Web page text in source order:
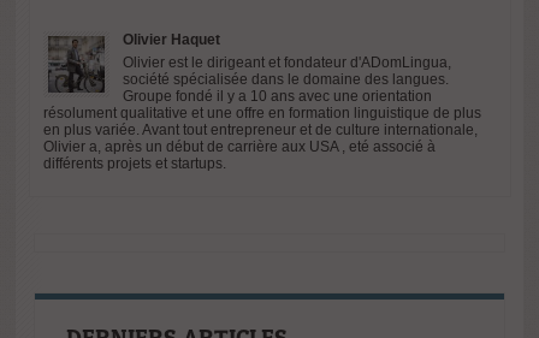
Olivier Haquet
Olivier est le dirigeant et fondateur d'ADomLingua,
société spécialisée dans le domaine des langues.
Groupe fondé il y a 10 ans avec une orientation
résolument qualitative et une offre en formation linguistique de plus
en plus variée. Avant tout entrepreneur et de culture internationale,
Olivier a, après un début de carrière aux USA , eté associé à
différents projets et startups.